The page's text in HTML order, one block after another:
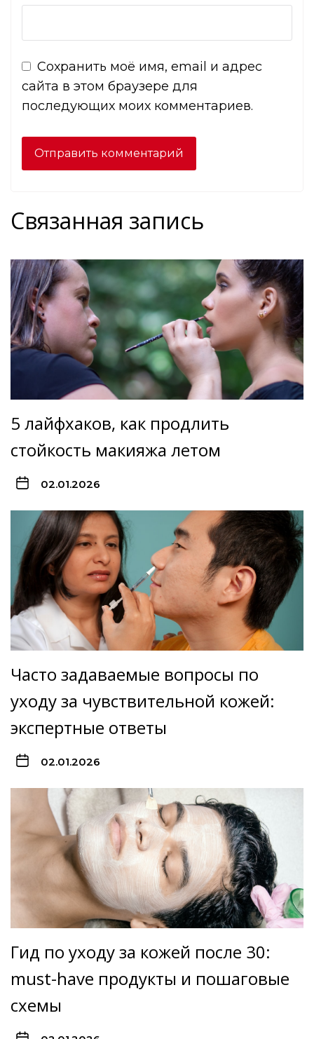
Сохранить моё имя, email и адрес
сайта в этом браузере для
последующих моих комментариев.
Связанная запись
5 лайфхаков, как продлить
стойкость макияжа летом
02.01.2026
Часто задаваемые вопросы по
уходу за чувствительной кожей:
экспертные ответы
02.01.2026
Гид по уходу за кожей после 30:
must-have продукты и пошаговые
схемы